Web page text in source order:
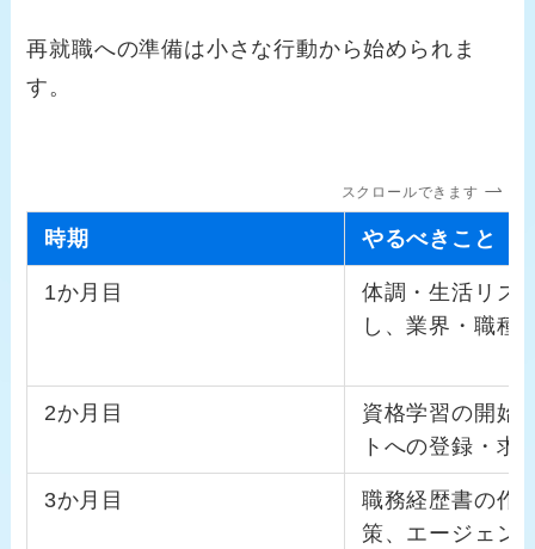
再就職への準備は小さな行動から始められま
す。
スクロールできます
時期 やるべきこと
1か月目
体調・生活リズ
し、業界・職種
2か月目
資格学習の開始
トへの登録・求
3か月目
職務経歴書の作
策、エージェン